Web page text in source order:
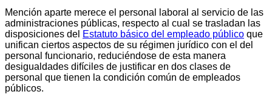
Mención aparte merece el personal laboral al servicio de las
administraciones públicas, respecto al cual se trasladan las
disposiciones del Estatuto básico del empleado público que
unifican ciertos aspectos de su régimen jurídico con el del
personal funcionario, reduciéndose de esta manera
desigualdades difíciles de justificar en dos clases de
personal que tienen la condición común de empleados
públicos.